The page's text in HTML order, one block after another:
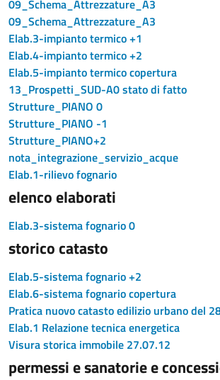
09_Schema_Attrezzature_A3
09_Schema_Attrezzature_A3
Elab.3-impianto termico +1
Elab.4-impianto termico +2
Elab.5-impianto termico copertura
13_Prospetti_SUD-A0 stato di fatto
Strutture_PIANO 0
Strutture_PIANO -1
Strutture_PIANO+2
nota_integrazione_servizio_acque
Elab.1-rilievo fognario
elenco elaborati
Elab.3-sistema fognario 0
storico catasto
Elab.5-sistema fognario +2
Elab.6-sistema fognario copertura
Pratica nuovo catasto edilizio urbano del
Elab.1 Relazione tecnica energetica
Visura storica immobile 27.07.12
permessi e sanatorie e